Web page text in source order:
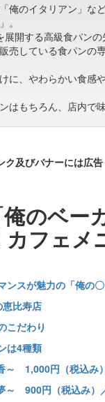
俺のイタリアン」
。
展開する高級食パン
売している食パンの専
に、やわらかい食感
はもちろん、店内で
及びバナーには広告
俺のベ
カフェメ
ンスが魅力の「俺の
比寿店
こだわり
は4種類
～ 1,000円（税込み
～ 900円（税込み）